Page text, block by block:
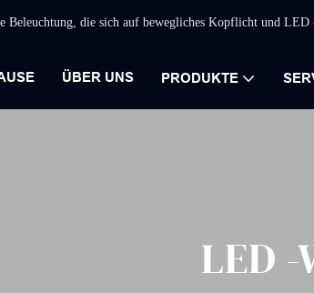
Beleuchtung, die sich auf bewegliches Kopflicht und
ÜBER UNS PRODUKTE
LED